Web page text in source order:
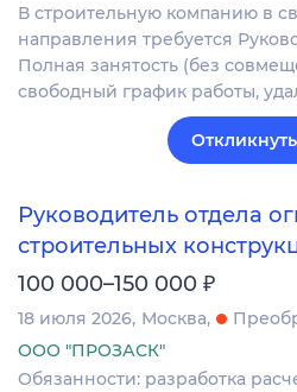
В строительную компанию в
направления требуется
Полная занятость (без
свободный график работы,
Руководитель отдела
строительных
100 000–150 000 ₽
18 июля 2026 Москва
ООО "ПРОЗАСК"
Обязанности: разработка